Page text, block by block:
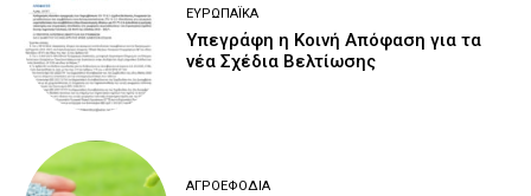
ΕΥΡΩΠΑΪΚΆ
Υπεγράφη η Κοινή Απόφαση για τα
νέα Σχέδια Βελτίωσης
ΑΓΡΟΕΦΌΔΙΑ